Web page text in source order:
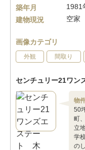
築年月
1981
建物現況
空家
画像カテゴリ
外観 間取り
センチュリー21ワン
物
50
町
立
学
の